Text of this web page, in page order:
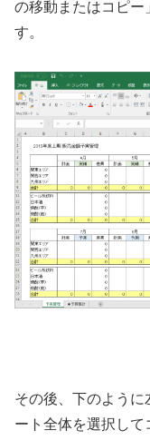
の移動またはコピー
す。
その後、下のよう
ート全体を選択して